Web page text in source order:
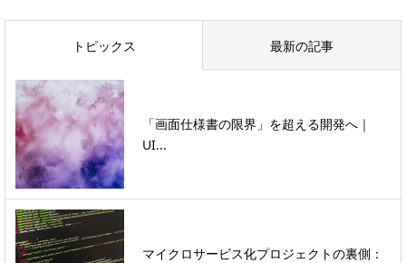
トピックス 最新の記事
「画面仕様書の限界」を超える開発へ｜
UI...
マイクロサービス化プロジェクトの裏側：